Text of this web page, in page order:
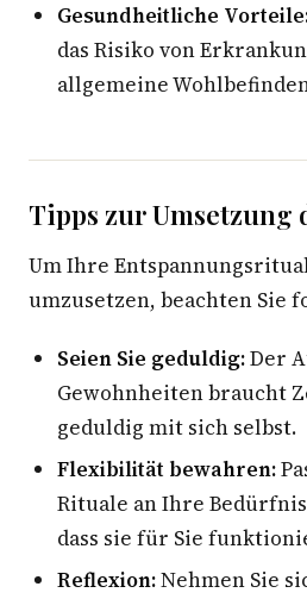
Gesundheitliche
das Risiko von
allgemeine
Tipps zur Umsetzung
Um Ihre
umzusetzen, beachten Sie
Seien Sie geduldig:Der
Gewohnheiten braucht
geduldig mit sich selbst.
Flexibilität bewahren:
Rituale an Ihre
dass sie für Sie
Reflexion:Nehmen Sie